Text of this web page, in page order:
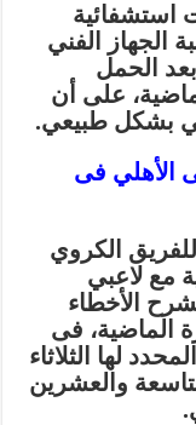
استشفائية
الجهاز الفني
الحمل
على أن
بشكل طبيعي.
الأهلي فى
الكروي
مع لاعبي
الأخطاء
الماضية، فى
لها الثلاثاء
والعشرين